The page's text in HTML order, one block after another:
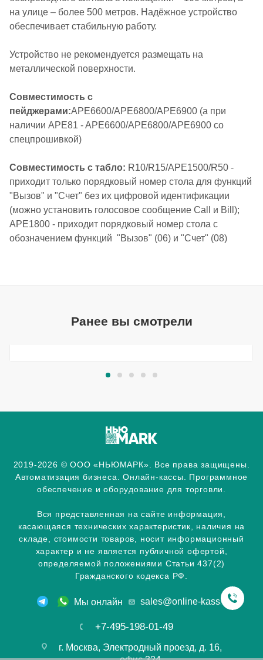
на улице – более 500 метров. Надёжное устройство
обеспечивает стабильную работу.
Устройство не рекомендуется размещать на
металлической поверхности.
Совместимость с
пейджерами:APE6600/APE6800/APE6900 (а при
наличии APE81 - APE6600/APE6800/APE6900 со
спецпрошивкой)
Совместимость с табло: R10/R15/APE1500/R50 -
приходит только порядковый номер стола для функций
"Вызов" и "Счет" без их цифровой идентификации
(можно установить голосовое сообщение Call и Bill);
APE1800 - приходит порядковый номер стола с
обозначением функций "Вызов" (06) и "Счет" (08)
Ранее вы смотрели
2019-2026 © ООО «НЬЮМАРК». Все права защищены.
Автоматизация бизнеса. Онлайн-кассы. Программное
обеспечение и оборудование для торговли.
Вся представленная на сайте информация,
касающаяся технических характеристик, наличия на
складе, стоимости товаров, носит информационный
характер и не является публичной офертой,
определяемой положениями Статьи 437(2)
Гражданского кодекса РФ.
Мы онлайн sales@online-kassa.info
+7-495-198-01-49
г. Москва, Электродный проезд, д. 16,